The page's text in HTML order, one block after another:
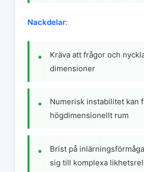
Nackdelar:
Kräva att frågor och
dimensioner
Numerisk instabilitet kan
högdimensionellt rum
Brist på
sig till komplexa